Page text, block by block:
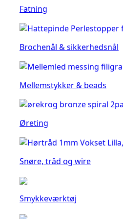
Fatning
Brochenål & sikkerhedsnål
Mellemstykker & beads
Øreting
Snøre, tråd og wire
Smykkeværktøj